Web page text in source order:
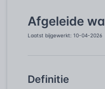
Afgeleide
Laatst bijgewerkt: 10-04-2026
Definitie